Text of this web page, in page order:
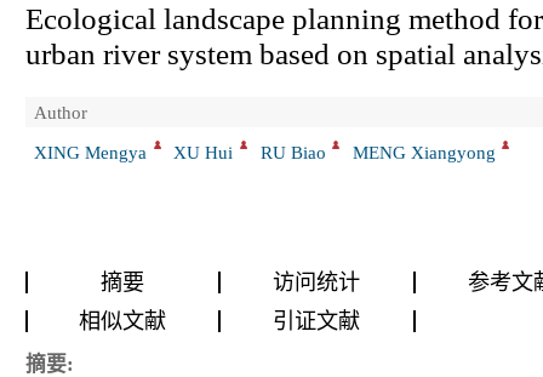
Ecological landscape planning method for
urban river system based on spatial
Author
XING Mengya
XU Hui RU Biao MENG Xiangyong
摘要 访问统计
参考文
相似文献
引证文献
摘要: